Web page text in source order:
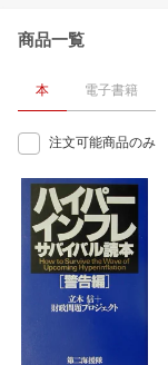
商品一覧
本 電子書籍
注文可能商品のみ